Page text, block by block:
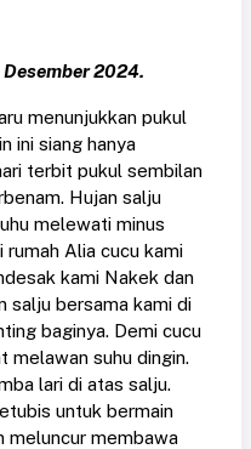
Desember 2024.
menunjukkan pukul
ini siang hanya
terbit pukul sembilan
Hujan salju
melewati minus
Alia cucu kami
kami Nakek dan
salju bersama kami di
baginya. Demi cucu
melawan suhu dingin.
lari di atas salju.
untuk bermain
meluncur membawa